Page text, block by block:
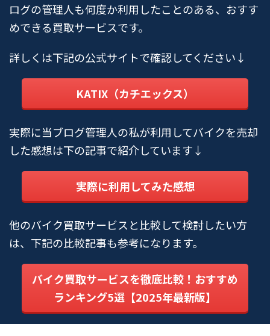
ログの管理人も何度か利用したことのある、おすす
めできる買取サービスです。
詳しくは下記の公式サイトで確認してください↓
KATIX（カチエックス）
実際に当ブログ管理人の私が利用してバイクを売却
した感想は下の記事で紹介しています↓
実際に利用してみた感想
他のバイク買取サービスと比較して検討したい方
は、下記の比較記事も参考になります。
バイク買取サービスを徹底比較！おすすめ
ランキング5選【2025年最新版】